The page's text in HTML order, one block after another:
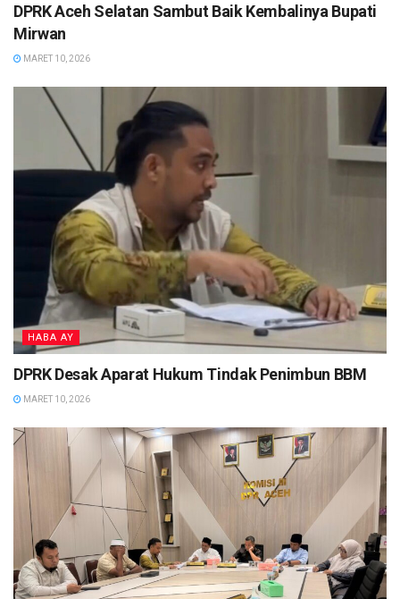
DPRK Aceh Selatan Sambut Baik Kembalinya Bupati
Mirwan
MARET 10, 2026
HABA AY
DPRK Desak Aparat Hukum Tindak Penimbun BBM
MARET 10, 2026